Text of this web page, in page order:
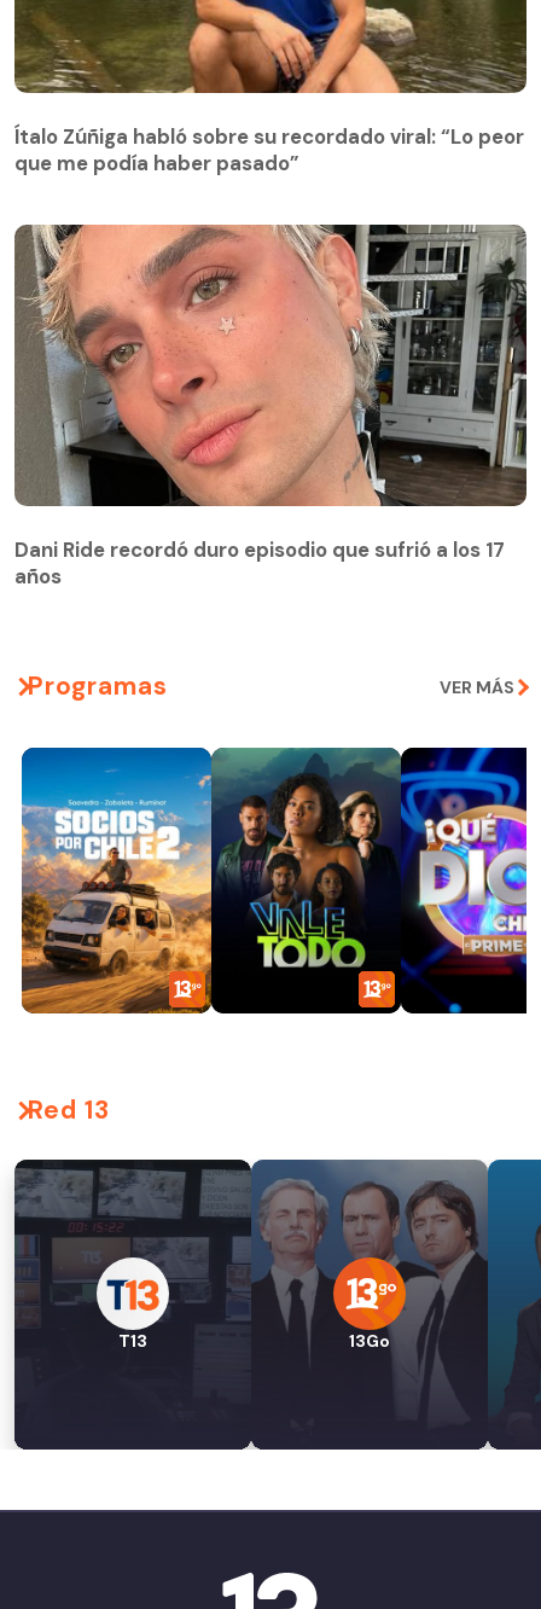
Ítalo Zúñiga habló sobre su recordado viral: “Lo peor
que me podía haber pasado”
Dani Ride recordó duro episodio que sufrió a los 17
años
Programas VER MÁS
Red 13
T13 13Go